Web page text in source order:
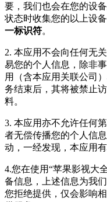
要，我们也会在您的设
状态时收集您的以上设备
一标识符。
2. 本应用不会向任何无
易您的个人信息，除非
用（含本应用关联公司
务结束后，其将被禁止
料。
3. 本应用亦不允许任何
者无偿传播您的个人信
动，一经发现，本应用
4.您在使用“苹果影视大
备信息，上述信息为我
您拒绝提供，仅会影响